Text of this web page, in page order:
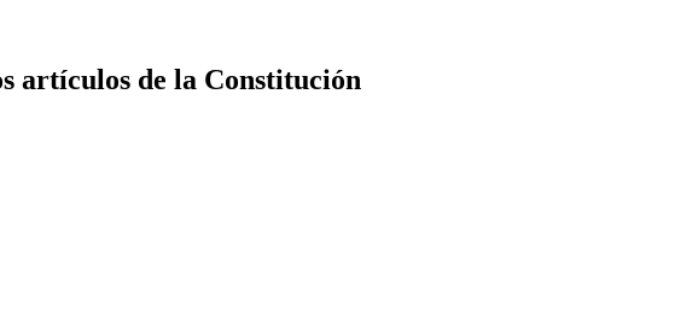
artículos de la Constitución